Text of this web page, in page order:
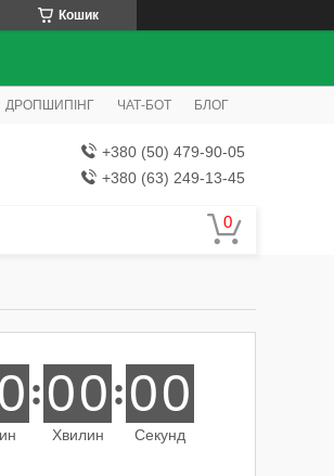
Кошик
ДРОПШИПІНГ ЧАТ-БОТ БЛОГ
+380 (50) 479-90-05
+380 (63) 249-13-45
0 00
Хвилин
00
Секунд